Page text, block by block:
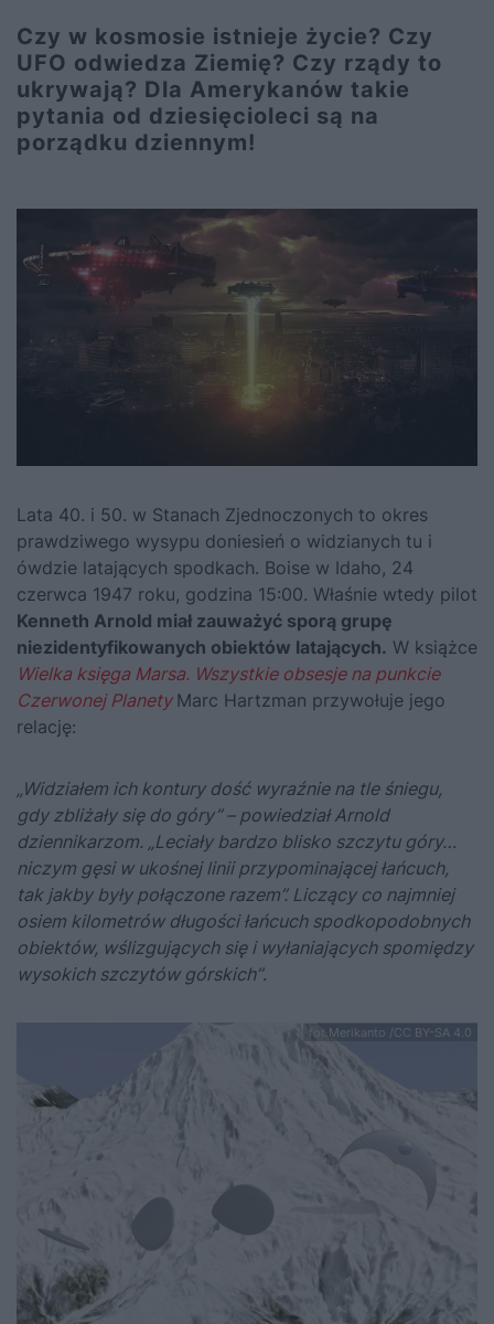
Czy w kosmosie istnieje życie? Czy
UFO odwiedza Ziemię? Czy rządy to
ukrywają? Dla Amerykanów takie
pytania od dziesięcioleci są na
porządku dziennym!
Lata 40. i 50. w Stanach Zjednoczonych to okres
prawdziwego wysypu doniesień o widzianych tu i
ówdzie latających spodkach. Boise w Idaho, 24
czerwca 1947 roku, godzina 15:00. Właśnie wtedy pilot
Kenneth Arnold miał zauważyć sporą grupę
niezidentyfikowanych obiektów latających. W książce
Wielka księga Marsa. Wszystkie obsesje na punkcie
Czerwonej Planety Marc Hartzman przywołuje jego
relację:
„Widziałem ich kontury dość wyraźnie na tle śniegu,
gdy zbliżały się do góry” – powiedział Arnold
dziennikarzom. „Leciały bardzo blisko szczytu góry…
niczym gęsi w ukośnej linii przypominającej łańcuch,
tak jakby były połączone razem”. Liczący co najmniej
osiem kilometrów długości łańcuch spodkopodobnych
obiektów, wślizgujących się i wyłaniających spomiędzy
wysokich szczytów górskich”.
fot.Merikanto /CC BY-SA 4.0